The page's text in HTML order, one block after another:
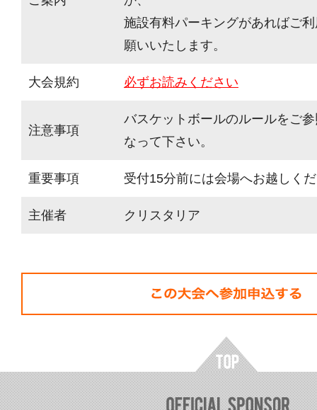
施設有料パーキングがあればご
願いいたします。
大会規約 必ずお読みください
注意事項
バスケットボールのルールをご
なって下さい。
重要事項 受付15分前には会場へお越しく
主催者 クリスタリア